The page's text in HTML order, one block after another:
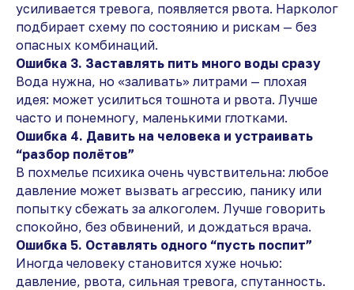
усиливается тревога, появляется рвота. Нарколог
подбирает схему по состоянию и рискам — без
опасных комбинаций.
Ошибка 3. Заставлять пить много воды сразу
Вода нужна, но «заливать» литрами — плохая
идея: может усилиться тошнота и рвота. Лучше
часто и понемногу, маленькими глотками.
Ошибка 4. Давить на человека и устраивать
“разбор полётов”
В похмелье психика очень чувствительна: любое
давление может вызвать агрессию, панику или
попытку сбежать за алкоголем. Лучше говорить
спокойно, без обвинений, и дождаться врача.
Ошибка 5. Оставлять одного “пусть поспит”
Иногда человеку становится хуже ночью:
давление, рвота, сильная тревога, спутанность.